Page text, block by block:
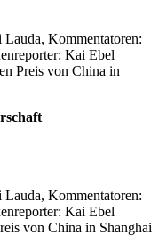
Kommentatoren:
Kai Ebel
Preis von China in
Kommentatoren:
Kai Ebel
von China in Shanghai